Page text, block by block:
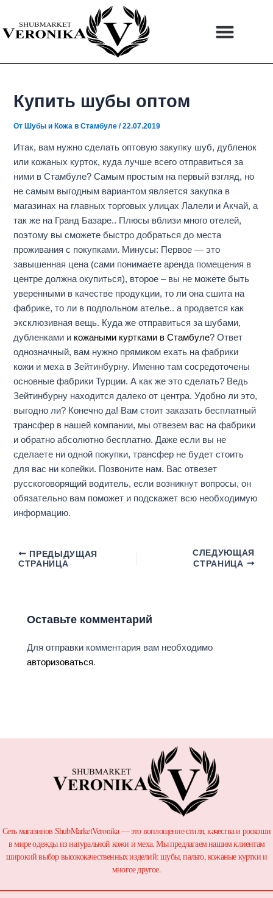
содержимому
Купить шубы оптом
ОтШубы и Кожа в Стамбуле/22.07.2019
Итак, вам нужно сделать оптовую закупку шуб, дубленок
или кожаных курток, куда лучше всего отправиться за
ними в Стамбуле? Самым простым на первый взгляд, но
не самым выгодным вариантом является закупка в
магазинах на главных торговых улицах Лалели и Акчай, а
так же на Гранд Базаре.. Плюсы вблизи много отелей,
поэтому вы сможете быстро добраться до места
проживания с покупками. Минусы: Первое — это
завышенная цена (сами понимаете аренда помещения в
центре должна окупиться), второе – вы не можете быть
уверенными в качестве продукции, то ли она сшита на
фабрике, то ли в подпольном ателье.. а продается как
эксклюзивная вещь. Куда же отправиться за шубами,
дубленками и кожаными куртками в Стамбуле? Ответ
однозначный, вам нужно прямиком ехать на фабрики
кожи и меха в Зейтинбурну. Именно там сосредоточены
основные фабрики Турции. А как же это сделать? Ведь
Зейтинбурну находится далеко от центра. Удобно ли это,
выгодно ли? Конечно да! Вам стоит заказать бесплатный
трансфер в нашей компании, мы отвезем вас на фабрики
и обратно абсолютно бесплатно. Даже если вы не
сделаете ни одной покупки, трансфер не будет стоить
для вас ни копейки. Позвоните нам. Вас отвезет
русскоговорящий водитель, если возникнут вопросы, он
обязательно вам поможет и подскажет всю необходимую
информацию.
записям
ПРЕДЫДУЩАЯ
СТРАНИЦА
СЛЕДУЮЩАЯ
СТРАНИЦА
Оставьте комментарий
Для отправки комментария вам необходимо
авторизоваться.
Сеть магазинов ShubMarketVeronika — это воплощение стиля, качества и роскоши
в мире одежды из натуральной кожи и меха. Мы предлагаем нашим клиентам
широкий выбор высококачественных изделий: шубы, пальто, кожаные куртки и
многое другое.